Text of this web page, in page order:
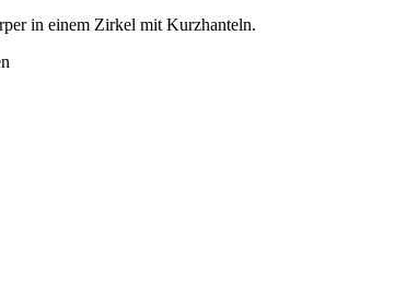
in einem Zirkel mit Kurzhanteln.